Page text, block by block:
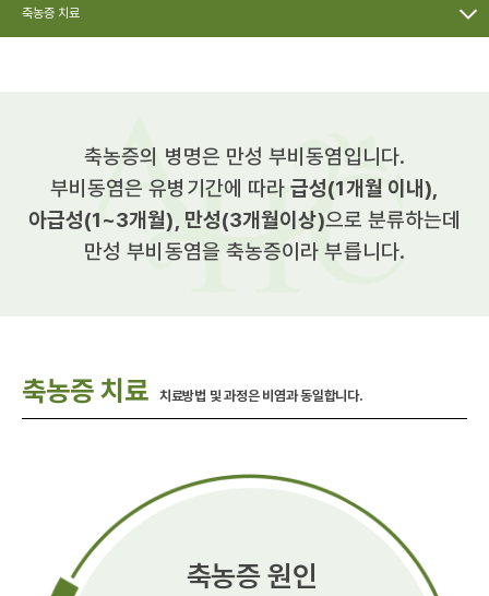
축농증 치료
축농증의 병명은 만성 부비동염입니다.
부비동염은 유병기간에 따라급성(1개월 이내),
아급성(1~3개월), 만성(3개월이상)으로 분류하는데
만성 부비동염을 축농증이라 부릅니다.
축농증 치료 치료방법 및 과정은 비염과 동일합니다.
축농증 원인